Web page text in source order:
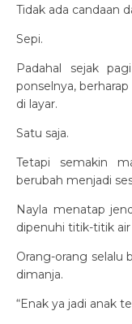
Tidak ada candaan
Sepi.
Padahal sejak
ponselnya,
di layar.
Satu saja.
Tetapi semakin
berubah menjadi
Nayla menatap
dipenuhi titik-titik
Orang-orang selalu
dimanja.
“Enak ya jadi anak